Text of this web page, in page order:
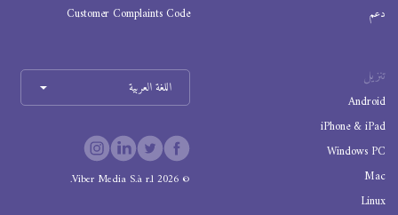
دعم
Customer Complaints Code
تنزيل
Android
iPhone & iPad
Windows PC
Mac
Linux
اللغة العربية
©
2026
Viber Media S.à r.l.